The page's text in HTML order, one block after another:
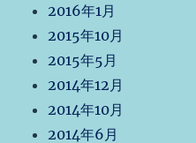
2016年1月
2015年10月
2015年5月
2014年12月
2014年10月
2014年6月